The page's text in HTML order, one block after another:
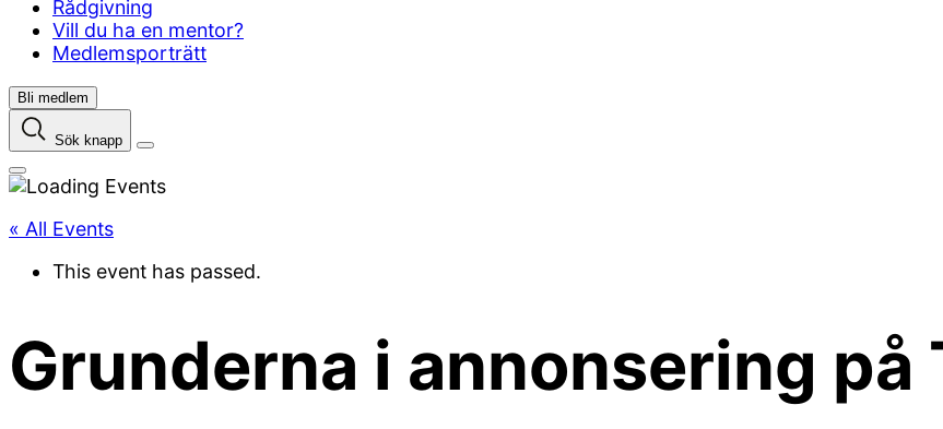
Rådgivning
Vill du ha en mentor?
Medlemsporträtt
Bli medlem
Sök knapp
« All Events
This event has passed.
Grunderna i annonsering på